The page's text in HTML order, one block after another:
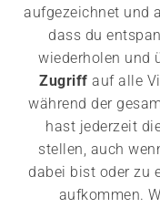
aufgezeichnet und
dass du
wiederholen und
Zugriff auf alle
während der
hast jederzeit
stellen, auch
dabei bist oder zu
aufkommen.